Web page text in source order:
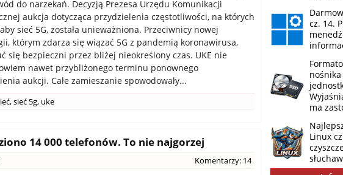
do narzekań. Decyzją Prezesa Urzędu Komunikacji
aukcja dotycząca przydzielenia częstotliwości, na których
sieć 5G, została unieważniona. Przeciwnicy nowej
którym zdarza się wiązać 5G z pandemią koronawirusa,
się bezpieczni przez bliżej nieokreślony czas. UKE nie
nawet przybliżonego terminu ponownego
aukcji. Całe zamieszanie spowodowały...
,sieć 5g, uke
14 000 telefonów. To nie najgorzej
Komentarzy: 14
cz. 14.
ma
Linux